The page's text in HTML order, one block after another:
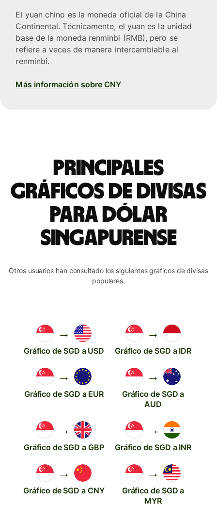
El yuan chino es la moneda oficial de la China
Continental. Técnicamente, el yuan es la unidad
base de la moneda renminbi (RMB), pero se
refiere a veces de manera intercambiable al
renminbi.
Más información sobre CNY
Principales
gráficos de divisas
para dólar
singapurense
Otros usuarios han consultado los siguientes gráficos de divisas
populares.
→
Gráfico de SGD a USD
→
Gráfico de SGD a IDR
→
Gráfico de SGD a EUR
→
Gráfico de SGD a
AUD
→
Gráfico de SGD a GBP
→
Gráfico de SGD a INR
→
Gráfico de SGD a CNY
→
Gráfico de SGD a
MYR